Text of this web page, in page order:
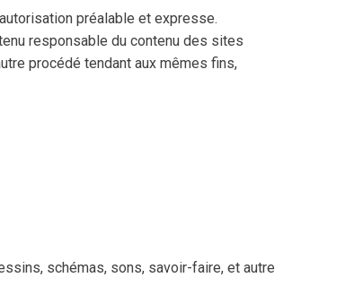
préalable et expresse.
responsable du contenu des sites
procédé tendant aux mêmes fins,
schémas, sons, savoir-faire, et autre